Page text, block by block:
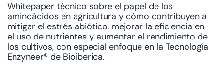
Whitepaper técnico sobre el papel de los
aminoácidos en agricultura y cómo contribuyen a
mitigar el estrés abiótico, mejorar la eficiencia en
el uso de nutrientes y aumentar el rendimiento de
los cultivos, con especial enfoque en la Tecnología
Enzyneer® de Bioiberica.